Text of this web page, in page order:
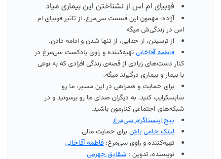
فوبیای ام اس از نشناختن این بیماری میاد
آزاده، مهمون این قسمت سی‌مرغ، از تاثیر فوبیای ام
اس در زندگی‌ش میگه
از ترسیدن، از جدایی، از تنها شدن و ادامه دادن.
فاطمه آقاخانی‌تهیه‌کننده و راوی پادکست سی‌مرغ در
کنار دست‌های زیادی از قصه‌ی زندگی افرادی که به نوعی
با بیمار و بیماری درگیرند میگه.
برای حمایت و همراهی در این مسیر، ما رو
سابسکرایب کنید، به دیگران صدای ما رو برسونید و در
شبکه‌های اجتماعی کنارمون باشید.
پیج اینستاگرام سی‌مرغ
لینک حامی باشبرای حمایت مالی
تهیه‌کننده و راوی سی‌مرغ: فاطمه آقاخانی
نویسنده، تدوین : شقایق جهرمی